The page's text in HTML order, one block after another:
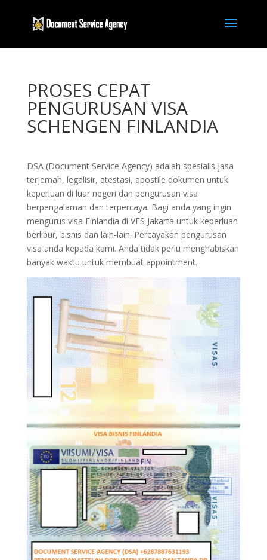
PROSES CEPAT
PENGURUSAN VISA
SCHENGEN FINLANDIA
DSA (Document Service Agency) adalah spesialis jasa
terjemah, legalisir, atestasi, apostile dokumen untuk
keperluan di luar negeri dan pengurusan visa
berpengalaman dan terpercaya. Bagi anda yang ingin
mengurus visa Finlandia di VFS Jakarta untuk keperluan
berlibur, bisnis dan lain-lain. Percayakan pengurusan
visa anda kepada kami. Anda tidak perlu menghabiskan
banyak waktu untuk membuat appointment.